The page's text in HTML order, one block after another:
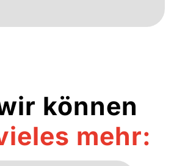
können
mehr: